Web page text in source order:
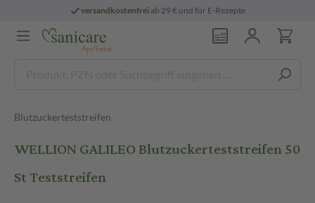
versandkostenfreiab 29 € und für E-Rezepte
Blutzuckerteststreifen
WELLION GALILEO Blutzuckerteststreifen 50
St Teststreifen